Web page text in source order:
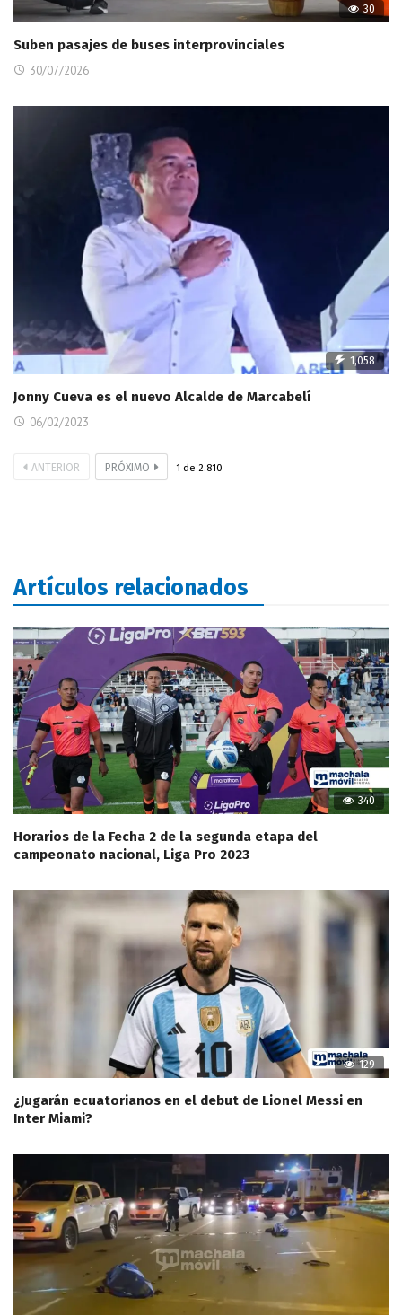
30
Suben pasajes de buses interprovinciales
30/07/2026
1,058
Jonny Cueva es el nuevo Alcalde de Marcabelí
06/02/2023
ANTERIOR PRÓXIMO 1 de 2.810
Artículos relacionados
340
Horarios de la Fecha 2 de la segunda etapa del
campeonato nacional, Liga Pro 2023
129
¿Jugarán ecuatorianos en el debut de Lionel Messi en
Inter Miami?